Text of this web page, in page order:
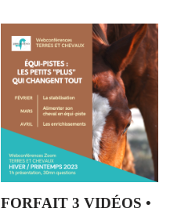
FORFAIT 3 VIDÉOS •